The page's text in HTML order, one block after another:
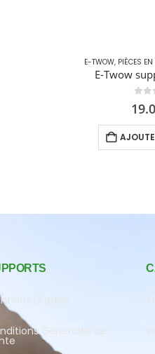
E-TWOW, PIÈCES
E-Twow
19.0
Légales
Générales de